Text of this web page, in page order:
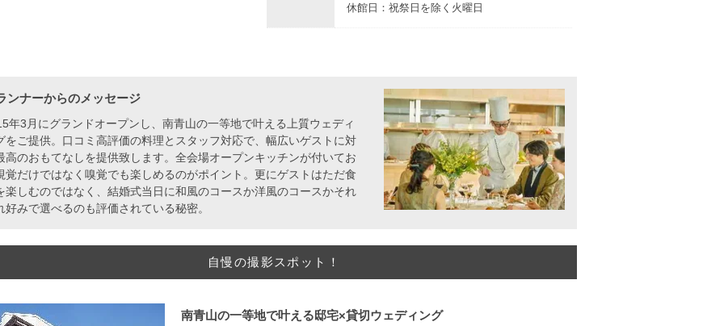
休館日：祝祭日を除く火曜日
ンナーからのメッセージ
年3月にグランドオープンし、南青山の一等地で叶える上質ウェディ
をご提供。口コミ高評価の料理とスタッフ対応で、幅広いゲストに対
高のおもてなしを提供致します。全会場オープンキッチンが付いてお
覚だけではなく嗅覚でも楽しめるのがポイント。更にゲストはただ食
楽しむのではなく、結婚式当日に和風のコースか洋風のコースかそれ
好みで選べるのも評価されている秘密。
自慢の撮影スポット！
南青山の一等地で叶える邸宅×貸切ウェディング